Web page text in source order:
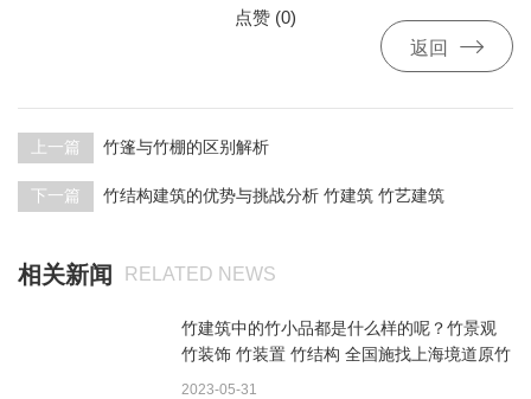
点赞 (0)
返回

上一篇 竹篷与竹棚的区别解析
下一篇 竹结构建筑的优势与挑战分析 竹建筑 竹艺建筑
相关新闻 RELATED NEWS
竹建筑中的竹小品都是什么样的呢？竹景观
竹装饰 竹装置 竹结构 全国施找上海境道原竹
2023-05-31